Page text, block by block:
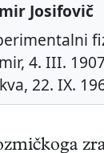
Josifovič
4. III.
22. IX.